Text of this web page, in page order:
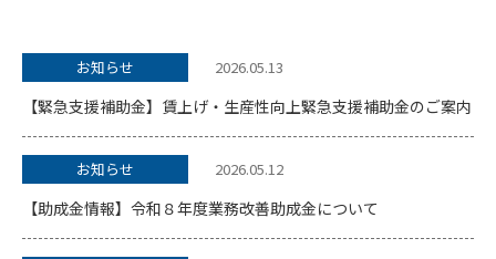
お知らせ 2026.05.13
【緊急支援補助金】賃上げ・生産性向上緊急支援補助金のご案内
お知らせ 2026.05.12
【助成金情報】令和８年度業務改善助成金について